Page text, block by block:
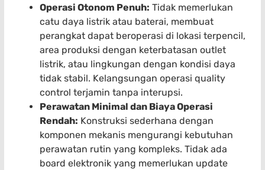
Operasi Otonom Penuh: Tidak memerlukan
catu daya listrik atau baterai, membuat
perangkat dapat beroperasi di lokasi terpencil,
area produksi dengan keterbatasan outlet
listrik, atau lingkungan dengan kondisi daya
tidak stabil. Kelangsungan operasi quality
control terjamin tanpa interupsi.
Perawatan Minimal dan Biaya Operasi
Rendah: Konstruksi sederhana dengan
komponen mekanis mengurangi kebutuhan
perawatan rutin yang kompleks. Tidak ada
board elektronik yang memerlukan update